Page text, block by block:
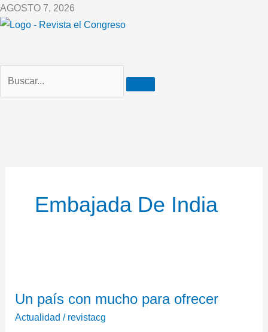
Ir
al
AGOSTO 7, 2026
Embajada De India
Un país con mucho para ofrecer
Actualidad / revistacg
con
mucho